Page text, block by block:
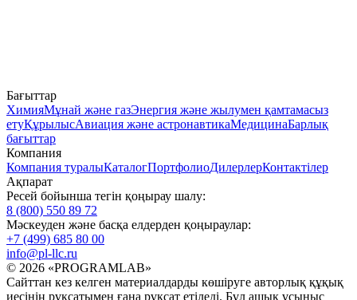
Бағыттар
ХимияМұнай және газЭнергия және жылумен қамтамасыз
етуҚұрылысАвиация және астронавтикаМедицинаБарлық
бағыттар
Компания
Компания туралыКаталогПортфолиоДилерлерКонтактілер
Ақпарат
Ресей бойынша тегін қоңырау шалу:
8 (800) 550 89 72
Мәскеуден және басқа елдерден қоңыраулар:
+7 (499) 685 80 00
info@pl-llc.ru
© 2026 «PROGRAMLAB»
Сайттан кез келген материалдарды көшіруге авторлық құқық
иесінің рұқсатымен ғана рұқсат етіледі. Бұл ашық ұсыныс